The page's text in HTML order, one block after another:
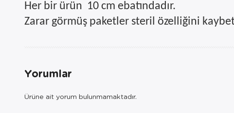
Her bir ürün 10 cm ebatındadır.
Zarar görmüş paketler steril özelliğini
Yorumlar
Ürüne ait yorum bulunmamaktadır.